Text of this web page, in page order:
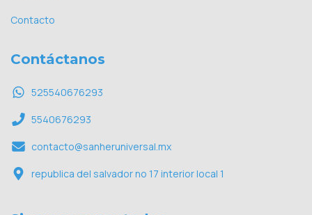
Contacto
Contáctanos
525540676293
5540676293
contacto@sanheruniversal.mx
republica del salvador no 17 interior local 1